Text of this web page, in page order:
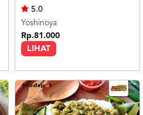
LIHAT
5.0
Yoshinoya
Rp.81.000